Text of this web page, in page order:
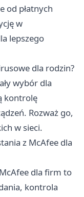
od płatnych
w
lepszego
dla rodzin?
wybór dla
kontrolę
Rozważ go,
w sieci.
z McAfee dla
dla firm to
kontrola